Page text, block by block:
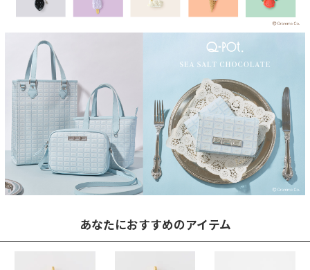
あなたにおすすめのアイテム